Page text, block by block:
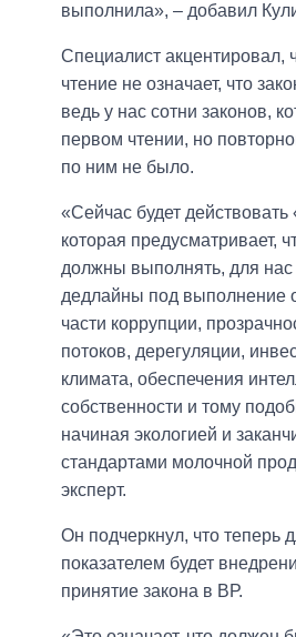
выполнила», – добавил
Специалист акцентировал,
чтение не означает, что
ведь у нас сотни законов,
первом чтении, но
по ним не было.
«Сейчас будет
которая предусматривает,
должны выполнять, для нас
дедлайны под выполнение
части коррупции,
потоков, дерегуляции,
климата, обеспечения
собственности и тому
начиная экологией и
стандартами молочной
эксперт.
Он подчеркнул, что теперь
показателем будет
принятие закона в ВР.